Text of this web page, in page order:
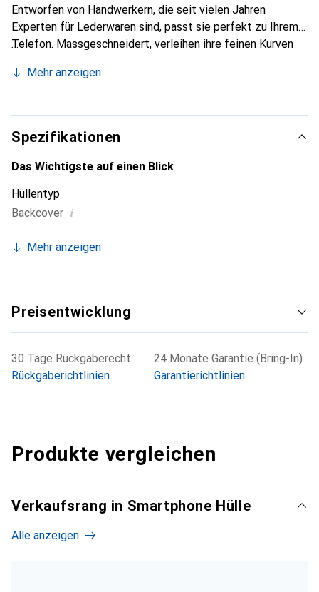
Entworfen von Handwerkern, die seit vielen Jahren
Experten für Lederwaren sind, passt sie perfekt zu Ihrem
Telefon. Massgeschneidert, verleihen ihre feinen Kurven
unverzichtbaren Accessoire für Ihr Smartphone.
die Marke Noreve eine sichere Wahl für eine
anspruchsvolle Kundschaft.
Mehr anzeigen
Spezifikationen
Das Wichtigste auf einen Blick
Hüllentyp
Backcover i
Mehr anzeigen
Preisentwicklung
30 Tage Rückgaberecht
Rückgaberichtlinien
24 Monate Garantie (Bring-In)
Garantierichtlinien
Produkte vergleichen
Verkaufsrang in Smartphone Hülle
Alle anzeigen